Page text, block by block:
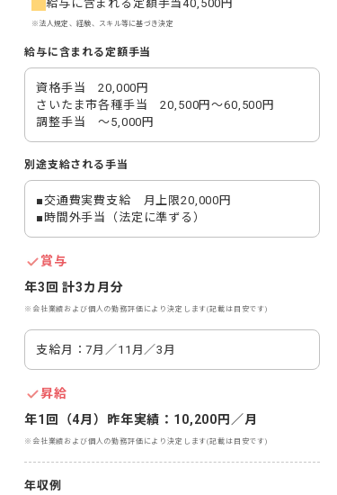
給与に含まれる定額手当40,500円
※法人規定、経験、スキル等に基づき決定
給与に含まれる定額手当
資格手当　20,000円
さいたま市各種手当　20,500円～60,500円
調整手当　～5,000円
別途支給される手当
■交通費実費支給　月上限20,000円
■時間外手当（法定に準ずる）
賞与
年3回 計3カ月分
※会社業績および個人の勤務評価により決定します(記載は目安です)
支給月：7月／11月／3月
昇給
年1回（4月）昨年実績：10,200円／月
※会社業績および個人の勤務評価により決定します(記載は目安です)
年収例